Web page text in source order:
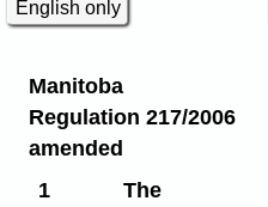
English only
Manitoba
Regulation 217/2006
amended
1
The